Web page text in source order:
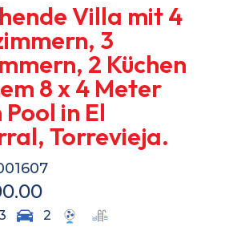
Villa mit 4
3
2 Küchen
8 x 4 Meter
in El
Torrevieja.
2